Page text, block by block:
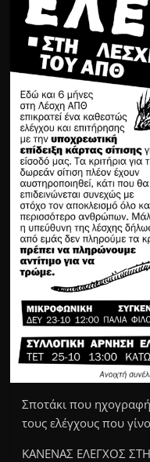
Σποτάκι που
τους ελέγχους που
ΚΑΝΕΝΑΣ ΕΛΕΓΧΟΣ